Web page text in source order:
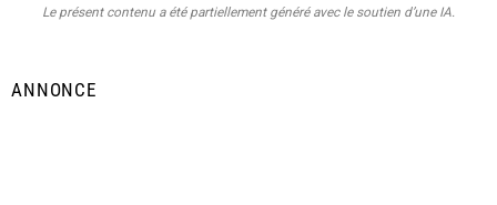
Le présent contenu a été partiellement généré avec le soutien d’une IA.
ANNONCE